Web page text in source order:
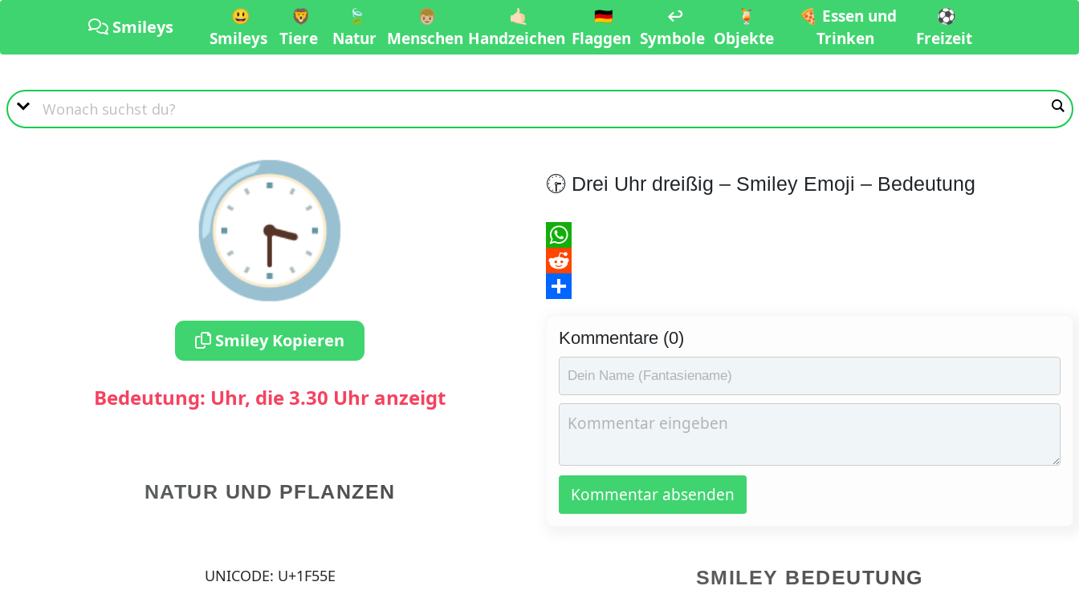
Smileys
😃
Smileys
🦁
Tiere
🍃
Natur
👦🏼
Menschen
🤙🏻
Handzeichen
🇩🇪
Flaggen
↩️
Symbole
🍹
Objekte
🍕 Essen und
Trinken
⚽️
Freizeit
🕞
Smiley Kopieren
Bedeutung: Uhr, die 3.30 Uhr anzeigt
NATUR UND PFLANZEN
UNICODE: U+1F55E
🕞 Drei Uhr dreißig – Smiley Emoji – Bedeutung
WhatsApp
Reddit
Kommentare (0)
Kommentar absenden
SMILEY BEDEUTUNG